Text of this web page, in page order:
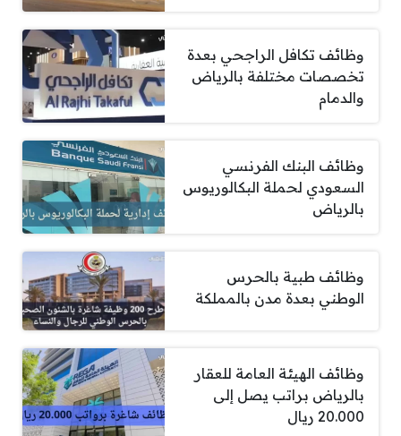
وظائف تكافل الراجحي بعدة
تخصصات مختلفة بالرياض
والدمام
وظائف البنك الفرنسي
السعودي لحملة البكالوريوس
بالرياض
وظائف طبية بالحرس
الوطني بعدة مدن بالمملكة
وظائف الهيئة العامة للعقار
بالرياض براتب يصل إلى
20.000 ريال